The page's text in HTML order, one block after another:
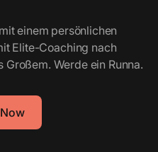
einem persönlichen
Elite-Coaching nach
Großem. Werde ein Runna.